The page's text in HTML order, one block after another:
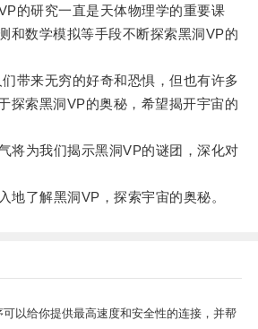
研究一直是天体物理学的重要课
和数学模拟等手段不断探索黑洞VP的
来无穷的好奇和恐惧，但也有许多
探索黑洞VP的奥秘，希望揭开宇宙的
为我们揭示黑洞VP的谜团，深化对
了解黑洞VP，探索宇宙的奥秘。
以给你提供最高速度和安全性的连接，并帮